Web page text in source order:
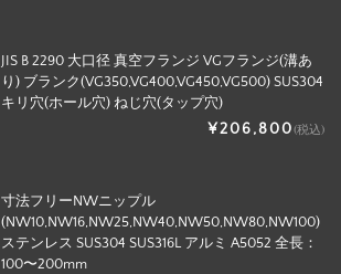
JIS B 2290 大口径 真空フランジ VGフランジ(溝あ
り) ブランク(VG350,VG400,VG450,VG500) SUS304
キリ穴(ホール穴) ねじ穴(タップ穴)
¥206,800(税込)
寸法フリーNWニップル
(NW10,NW16,NW25,NW40,NW50,NW80,NW100)
ステンレス SUS304 SUS316L アルミ A5052 全長：
100〜200mm